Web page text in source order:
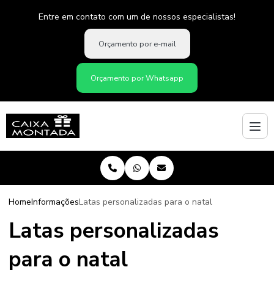
Entre em contato com um de nossos especialistas!
Orçamento por e-mail
Orçamento por Whatsapp
HomeInformaçõesLatas personalizadas para o natal
Latas personalizadas
para o natal